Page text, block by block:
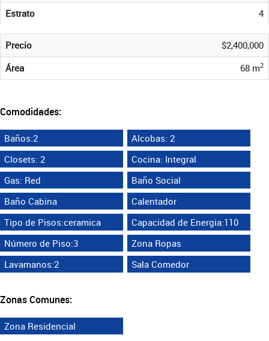
Estrato
4
Precio
$2,400,000
Área
68 m2
Comodidades:
Baños:2
Alcobas: 2
Closets: 2
Cocina: Integral
Gas: Red
Baño Social
Baño Cabina
Calentador
Tipo de Pisos:ceramica
Capacidad de Energia:110
Número de Piso:3
Zona Ropas
Lavamanos:2
Sala Comedor
Zonas Comunes:
Zona Residencial